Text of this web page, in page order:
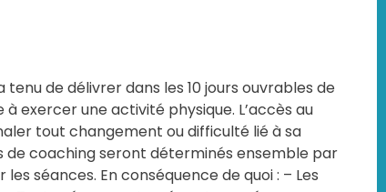
de délivrer dans les 10 jours ouvrables de
exercer une activité physique. L’accès au
tout changement ou difficulté lié à sa
de coaching seront déterminés ensemble par
séances. En conséquence de quoi : – Les